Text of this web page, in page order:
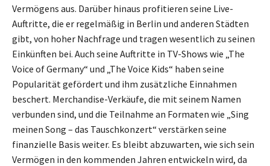
Vermögens aus. Darüber hinaus profitieren seine Live-
Auftritte, die er regelmäßig in Berlin und anderen Städten
gibt, von hoher Nachfrage und tragen wesentlich zu seinen
Einkünften bei. Auch seine Auftritte in TV-Shows wie „The
Voice of Germany“ und „The Voice Kids“ haben seine
Popularität gefördert und ihm zusätzliche Einnahmen
beschert. Merchandise-Verkäufe, die mit seinem Namen
verbunden sind, und die Teilnahme an Formaten wie „Sing
meinen Song – das Tauschkonzert“ verstärken seine
finanzielle Basis weiter. Es bleibt abzuwarten, wie sich sein
Vermögen in den kommenden Jahren entwickeln wird, da